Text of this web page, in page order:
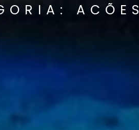
ACÕES